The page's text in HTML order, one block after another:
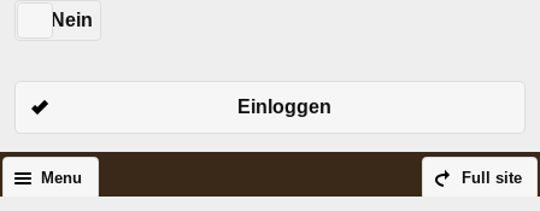
Nein
Einloggen
Full site
Menu